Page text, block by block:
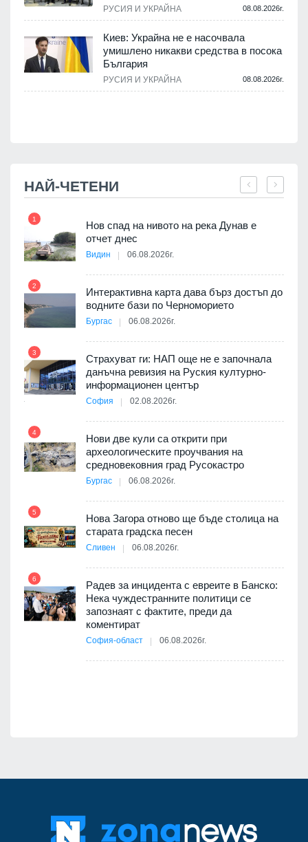
РУСИЯ И УКРАЙНА 08.08.2026г.
Киев: Украйна не е насочвала
умишлено никакви средства в посока
България
РУСИЯ И УКРАЙНА 08.08.2026г.
НАЙ-ЧЕТЕНИ
1
Нов спад на нивото на река Дунав е
отчет днес
Видин 06.08.2026г.
2
Интерактивна карта дава бърз достъп до
водните бази по Черноморието
Бургас 06.08.2026г.
3
Страхуват ги: НАП още не е започнала
данъчна ревизия на Руския културно-
информационен център
София 02.08.2026г.
4
Нови две кули са открити при
археологическите проучвания на
средновековния град Русокастро
Бургас 06.08.2026г.
5
Нова Загора отново ще бъде столица на
старата градска песен
Сливен 06.08.2026г.
6
Радев за инцидента с евреите в Банско:
Нека чуждестранните политици се
запознаят с фактите, преди да
коментират
София-област 06.08.2026г.